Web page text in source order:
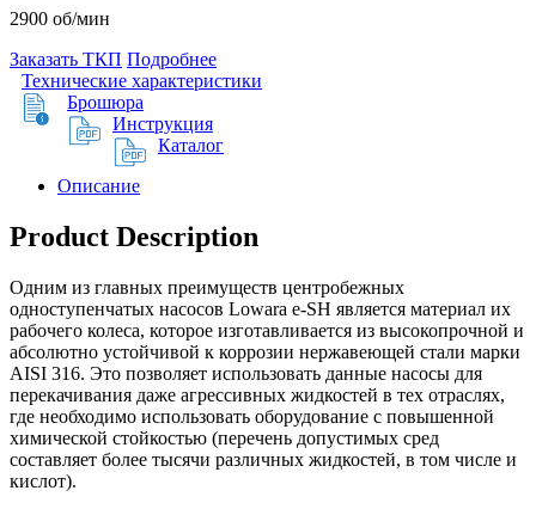
2900 об/мин
Заказать ТКП Подробнее
Технические характеристики
Брошюра
Инструкция
Каталог
Описание
Product Description
Одним из главных преимуществ центробежных
одноступенчатых насосов Lowara e-SH является материал их
рабочего колеса, которое изготавливается из высокопрочной и
абсолютно устойчивой к коррозии нержавеющей стали марки
AISI 316. Это позволяет использовать данные насосы для
перекачивания даже агрессивных жидкостей в тех отраслях,
где необходимо использовать оборудование с повышенной
химической стойкостью (перечень допустимых сред
составляет более тысячи различных жидкостей, в том числе и
кислот).